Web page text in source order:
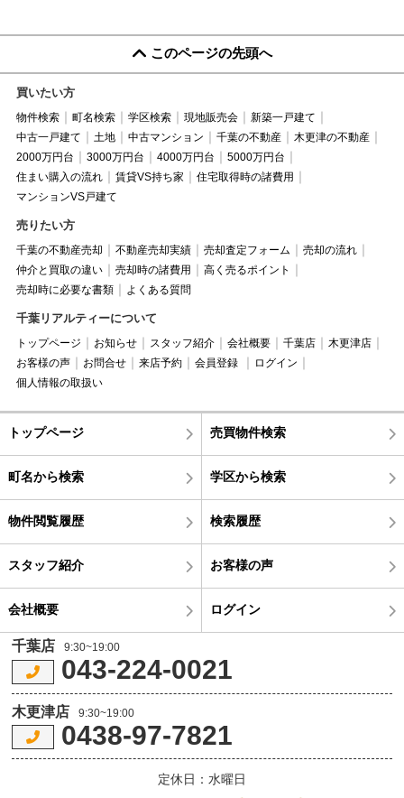
このページの先頭へ
買いたい方
物件検索 町名検索 学区検索 現地販売会
新築一戸建て
中古一戸建て
土地 中古マンション 千葉の不動産
木更津の不動産
2000万円台
3000万円台 4000万円台
5000万円台
住まい購入の流れ
賃貸VS持ち家
住宅取得時の諸費用
マンションVS戸建て
売りたい方
千葉の不動産売却 不動産売却実績 売却査定フォーム
売却の流れ
仲介と買取の違い
売却時の諸費用
高く売るポイント
売却時に必要な書類
よくある質問
千葉リアルティーについて
トップページ お知らせ スタッフ紹介 会社概要 千葉店
木更津店
お客様の声
お問合せ 来店予約 会員登録
ログイン
個人情報の取扱い
トップページ 売買物件検索
町名から検索 学区から検索
物件閲覧履歴 検索履歴
スタッフ紹介 お客様の声
会社概要 ログイン
千葉店 9:30~19:00
043-224-0021
木更津店 9:30~19:00
0438-97-7821
定休日：水曜日